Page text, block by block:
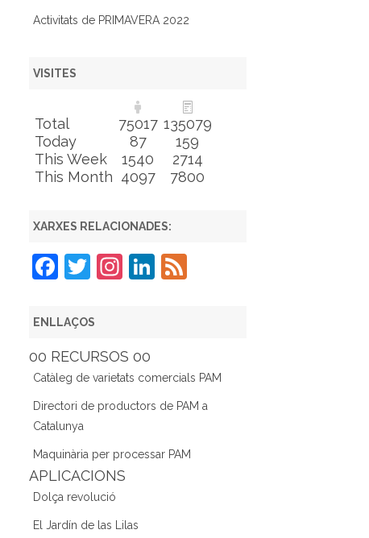
Activitats de PRIMAVERA 2022
VISITES
Total 75017 135079
Today
87
159
This Week
1540
2714
This Month 4097 7800
XARXES RELACIONADES:
F
c
e
b
o
o
k
T
itt
er
In
gr
a
m
Li
dI
n
F
ENLLAÇOS
00 RECURSOS 00
Catàleg de varietats comercials PAM
Directori de productors de PAM a
Catalunya
Maquinària per processar PAM
APLICACIONS
Dolça revolució
El Jardín de las Lilas